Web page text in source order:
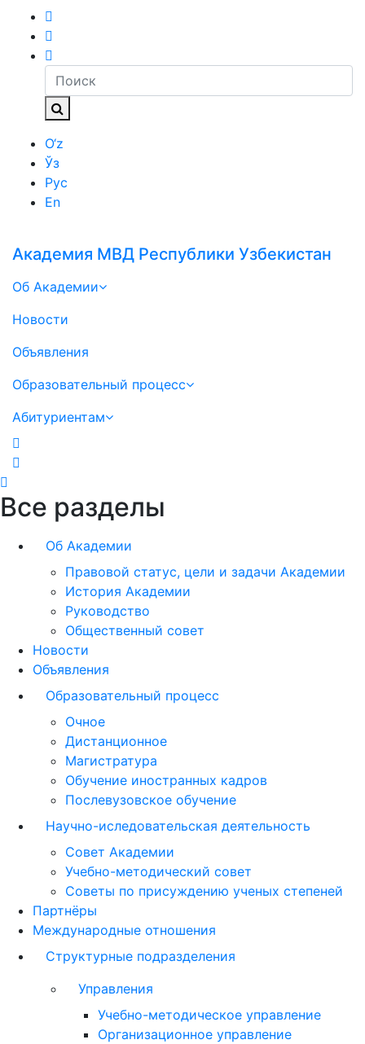
O‘z
Ўз
Рус
En
Академия МВД Республики Узбекистан
Об Академии
Новости
Объявления
Образовательный процесс
Абитуриентам
Все разделы
Об Академии
Правовой статус, цели и задачи Академии
История Академии
Руководство
Общественный совет
Новости
Объявления
Образовательный процесс
Очное
Дистанционное
Магистратура
Обучение иностранных кадров
Послевузовское обучение
Научно-иследовательская деятельность
Совет Академии
Учебно-методический совет
Советы по присуждению ученых степеней
Партнёры
Международные отношения
Структурные подразделения
Управления
Учебно-методическое управление
Организационное управление